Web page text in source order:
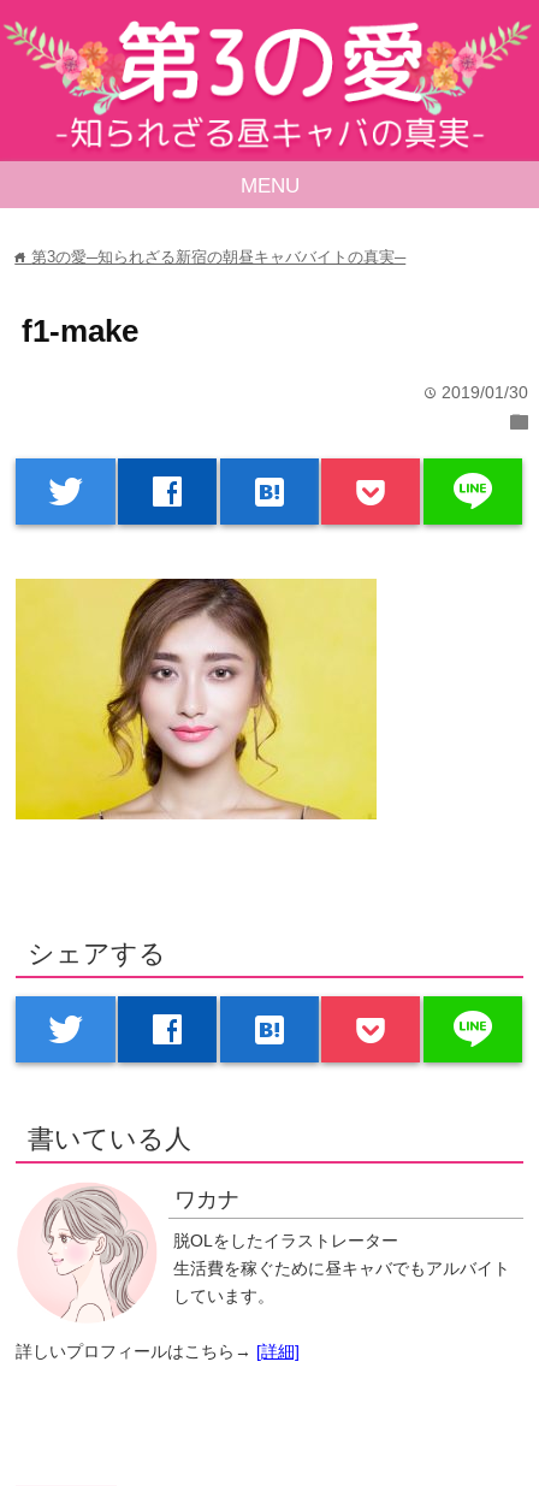
MENU
home第3の愛─知られざる新宿の朝昼キャババイトの真実─
f1-make
time 2019/01/30
folder
twitter facebook hatenabookmark line
シェアする
twitter facebook hatenabookmark line
書いている人
ワカナ
脱OLをしたイラストレーター
生活費を稼ぐために昼キャバでもアルバイト
しています。
詳しいプロフィールはこちら→ [詳細]